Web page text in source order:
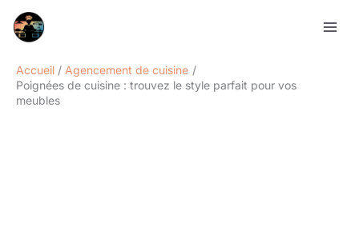
Accueil
Agencement de cuisine
Poignées de cuisine : trouvez le style parfait pour vos
meubles
Rechercher